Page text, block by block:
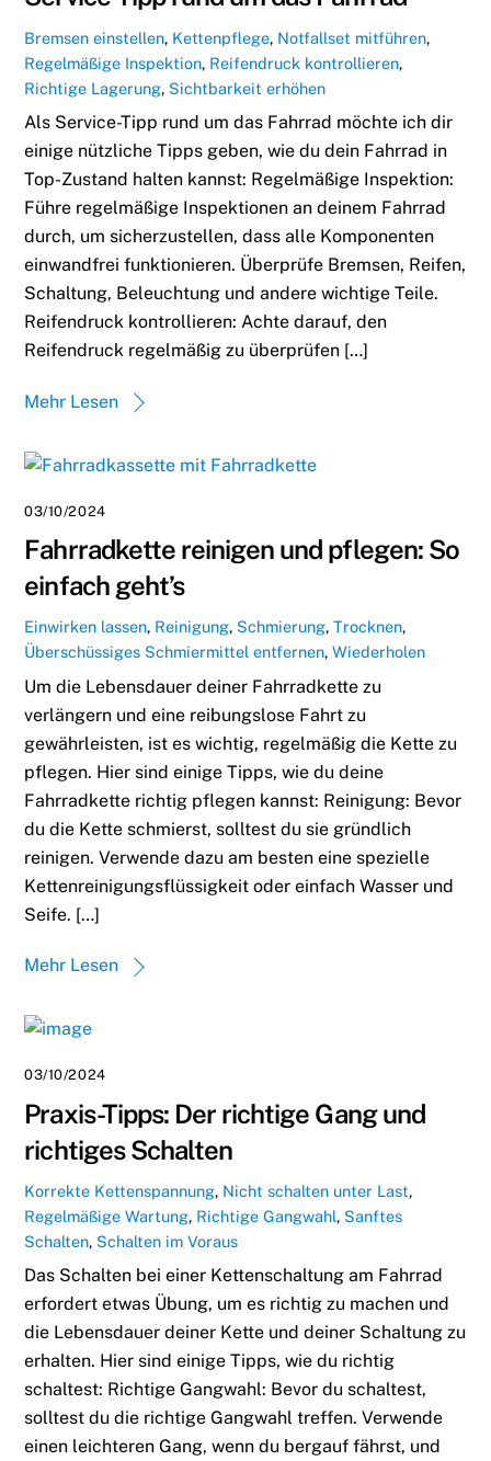
Bremsen einstellen, Kettenpflege, Notfallset mitführen,
Regelmäßige Inspektion, Reifendruck kontrollieren,
Richtige Lagerung, Sichtbarkeit erhöhen
Als Service-Tipp rund um das Fahrrad möchte ich dir
einige nützliche Tipps geben, wie du dein Fahrrad in
Top-Zustand halten kannst: Regelmäßige Inspektion:
Führe regelmäßige Inspektionen an deinem Fahrrad
durch, um sicherzustellen, dass alle Komponenten
einwandfrei funktionieren. Überprüfe Bremsen, Reifen,
Schaltung, Beleuchtung und andere wichtige Teile.
Reifendruck kontrollieren: Achte darauf, den
Reifendruck regelmäßig zu überprüfen […]
Mehr Lesen
03/10/2024
Fahrradkette reinigen und pflegen: So
einfach geht’s
Einwirken lassen, Reinigung, Schmierung,Trocknen,
Überschüssiges Schmiermittel entfernen,Wiederholen
Um die Lebensdauer deiner Fahrradkette zu
verlängern und eine reibungslose Fahrt zu
gewährleisten, ist es wichtig, regelmäßig die Kette zu
pflegen. Hier sind einige Tipps, wie du deine
Fahrradkette richtig pflegen kannst: Reinigung: Bevor
du die Kette schmierst, solltest du sie gründlich
reinigen. Verwende dazu am besten eine spezielle
Kettenreinigungsflüssigkeit oder einfach Wasser und
Seife. […]
Mehr Lesen
03/10/2024
Praxis-Tipps: Der richtige Gang und
richtiges Schalten
Korrekte Kettenspannung, Nicht schalten unter Last,
Regelmäßige Wartung, Richtige Gangwahl, Sanftes
Schalten, Schalten im Voraus
Das Schalten bei einer Kettenschaltung am Fahrrad
erfordert etwas Übung, um es richtig zu machen und
die Lebensdauer deiner Kette und deiner Schaltung zu
erhalten. Hier sind einige Tipps, wie du richtig
schaltest: Richtige Gangwahl: Bevor du schaltest,
solltest du die richtige Gangwahl treffen. Verwende
einen leichteren Gang, wenn du bergauf fährst, und